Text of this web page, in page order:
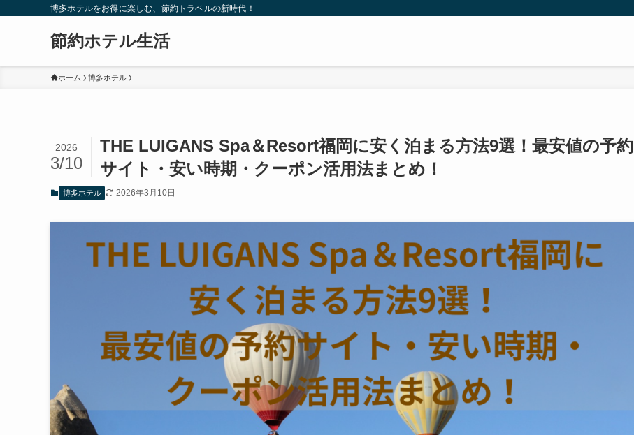
博多ホテルをお得に楽しむ、節約トラベルの新時代！
節約ホテル生活
ホーム 博多ホテル
THE LUIGANS Spa＆Resort福岡に安く泊まる方法9選！最安値の予約
サイト・安い時期・クーポン活用法まとめ！
2026
3/10
博多ホテル 2026年3月10日